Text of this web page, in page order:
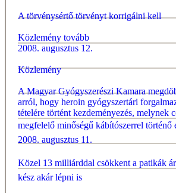
A törvénysértő törvényt korrigálni kell
Közlemény tovább
2008. augusztus 12.
Közlemény
A Magyar Gyógyszerészi Kamara
arról, hogy heroin gyógyszertári
tételére történt kezdeményezés, melynek
megfelelő minőségű kábítószerrel történő
2008. augusztus 11.
Közel 13 milliárddal csökkent a patikák
kész akár lépni is